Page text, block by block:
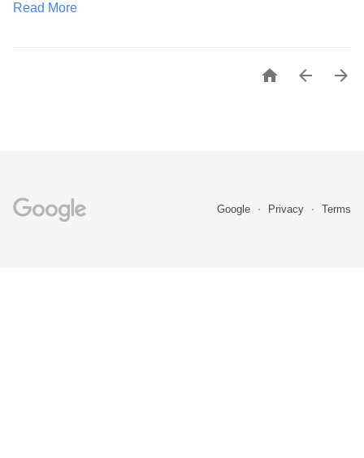
Read More
  
Google Privacy Terms